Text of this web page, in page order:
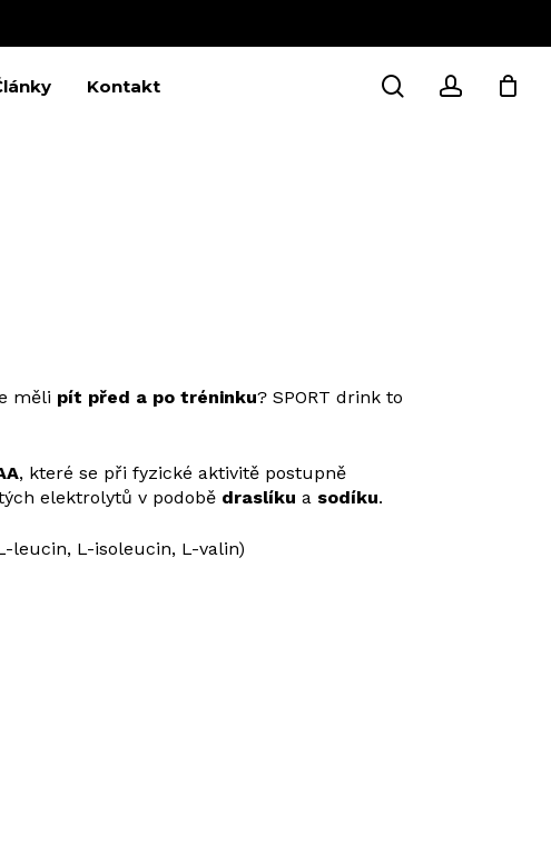
Kontakt searchaccount
Close
měli pít před a po tréninku? SPORT drink to
, které se při fyzické aktivitě postupně
elektrolytů v podobě draslíku a sodíku.
leucin, L-isoleucin, L-valin)